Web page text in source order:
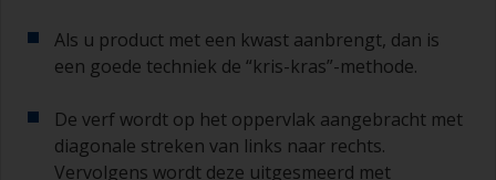
Als u product met een kwast aanbrengt, dan is
een goede techniek de “kris-kras”-methode.
De verf wordt op het oppervlak aangebracht met
diagonale streken van links naar rechts.
Vervolgens wordt deze uitgesmeerd met